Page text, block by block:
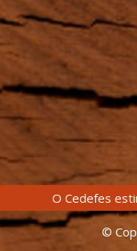
O Cedefes
©